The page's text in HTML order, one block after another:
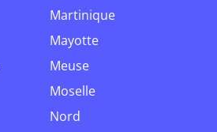
Martinique
Mayotte
Meuse
Moselle
Nord